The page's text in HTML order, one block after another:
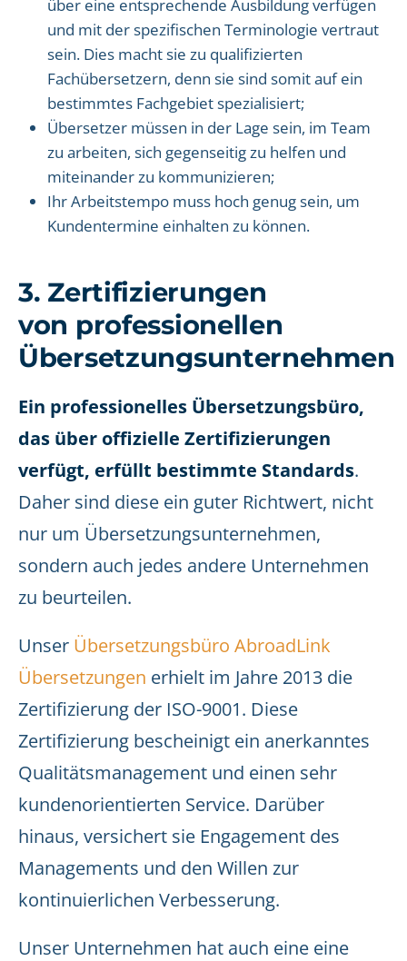
über eine entsprechende Ausbildung verfügen
und mit der spezifischen Terminologie vertraut
sein. Dies macht sie zu qualifizierten
Fachübersetzern, denn sie sind somit auf ein
bestimmtes Fachgebiet spezialisiert;
Übersetzer müssen in der Lage sein, im Team
zu arbeiten, sich gegenseitig zu helfen und
miteinander zu kommunizieren;
Ihr Arbeitstempo muss hoch genug sein, um
Kundentermine einhalten zu können.
3. Zertifizierungen
von professionellen
Übersetzungsunternehmen
Ein professionelles Übersetzungsbüro,
das über offizielle Zertifizierungen
verfügt, erfüllt bestimmte Standards.
Daher sind diese ein guter Richtwert, nicht
nur um Übersetzungsunternehmen,
sondern auch jedes andere Unternehmen
zu beurteilen.
Unser Übersetzungsbüro AbroadLink
Übersetzungen erhielt im Jahre 2013 die
Zertifizierung der ISO-9001. Diese
Zertifizierung bescheinigt ein anerkanntes
Qualitätsmanagement und einen sehr
kundenorientierten Service. Darüber
hinaus, versichert sie Engagement des
Managements und den Willen zur
kontinuierlichen Verbesserung.
Unser Unternehmen hat auch eine eine